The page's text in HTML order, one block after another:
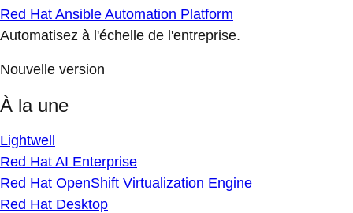
Red Hat Ansible Automation Platform
Automatisez à l'échelle de l'entreprise.
Nouvelle version
À la une
Lightwell
Red Hat AI Enterprise
Red Hat OpenShift Virtualization Engine
Red Hat Desktop